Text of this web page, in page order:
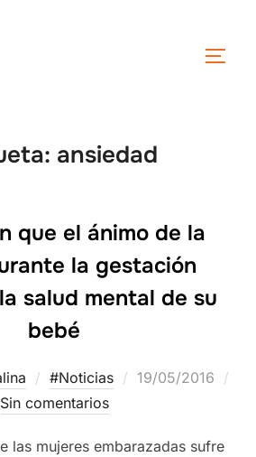
ansiedad
que el ánimo de la
la gestación
salud mental de su
bebé
#Noticias
19/05/2016
Sin comentarios
las mujeres embarazadas sufre